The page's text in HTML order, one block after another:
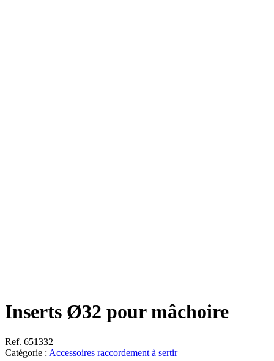
Inserts Ø32 pour mâchoire
Ref. 651332
Catégorie : Accessoires raccordement à sertir